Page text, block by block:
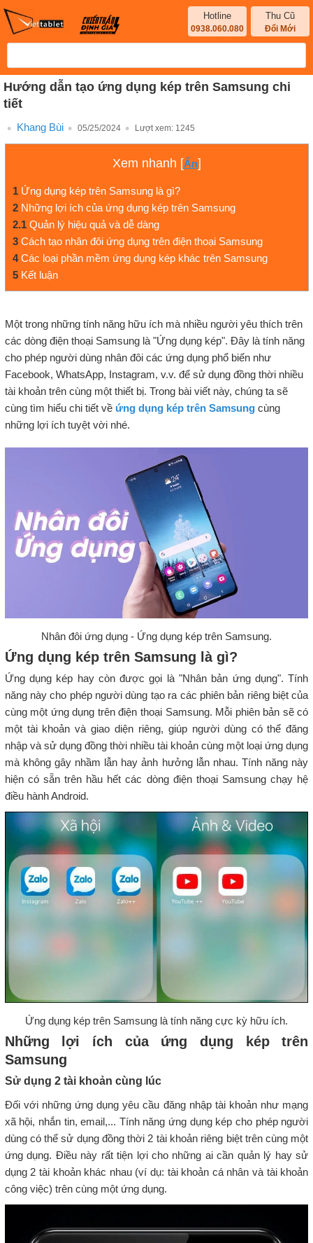
Hotline
0938.060.080
Thu Cũ
Đổi Mới
Hướng dẫn tạo ứng dụng kép trên Samsung chi
tiết
Khang Bùi 05/25/2024 Lượt xem: 1245
Xem nhanh [Ẩn]
1 Ứng dụng kép trên Samsung là gì?
2 Những lợi ích của ứng dụng kép trên Samsung
2.1 Quản lý hiệu quả và dễ dàng
3 Cách tạo nhân đôi ứng dụng trên điện thoại Samsung
4 Các loại phần mềm ứng dụng kép khác trên Samsung
5 Kết luận
Một trong những tính năng hữu ích mà nhiều người yêu thích trên
các dòng điện thoại Samsung là "Ứng dụng kép". Đây là tính năng
cho phép người dùng nhân đôi các ứng dụng phổ biến như
Facebook, WhatsApp, Instagram, v.v. để sử dụng đồng thời nhiều
tài khoản trên cùng một thiết bị. Trong bài viết này, chúng ta sẽ
cùng tìm hiểu chi tiết về ứng dụng kép trên Samsungcùng
những lợi ích tuyệt vời nhé.
Nhân đôi ứng dụng - Ứng dụng kép trên Samsung.
Ứng dụng kép trên Samsung là gì?
Ứng dụng kép hay còn được gọi là "Nhân bản ứng dụng". Tính
năng này cho phép người dùng tạo ra các phiên bản riêng biệt của
cùng một ứng dụng trên điện thoại Samsung. Mỗi phiên bản sẽ có
một tài khoản và giao diện riêng, giúp người dùng có thể đăng
nhập và sử dụng đồng thời nhiều tài khoản cùng một loại ứng dụng
mà không gây nhầm lẫn hay ảnh hưởng lẫn nhau. Tính năng này
hiện có sẵn trên hầu hết các dòng điện thoại Samsung chạy hệ
điều hành Android.
Ứng dụng kép trên Samsung là tính năng cực kỳ hữu ích.
Những lợi ích của ứng dụng kép trên
Samsung
Sử dụng 2 tài khoản cùng lúc
Đối với những ứng dụng yêu cầu đăng nhập tài khoản như mạng
xã hội, nhắn tin, email,... Tính năng ứng dụng kép cho phép người
dùng có thể sử dụng đồng thời 2 tài khoản riêng biệt trên cùng một
ứng dụng. Điều này rất tiện lợi cho những ai cần quản lý hay sử
dụng 2 tài khoản khác nhau (ví dụ: tài khoản cá nhân và tài khoản
công việc) trên cùng một ứng dụng.